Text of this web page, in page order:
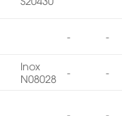
- -
Inox
N08028
- -